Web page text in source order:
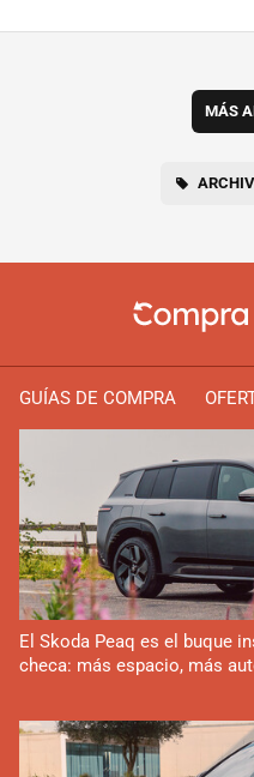
MÁS
GUÍAS DE COMPRA
El Skoda Peaq es el buque
checa: más espacio, más